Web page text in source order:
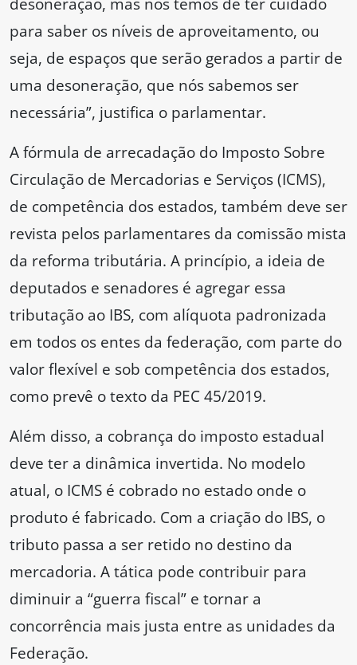
para saber os níveis de aproveitamento, ou
seja, de espaços que serão gerados a partir de
uma desoneração, que nós sabemos ser
necessária”, justifica o parlamentar.
A fórmula de arrecadação do Imposto Sobre
Circulação de Mercadorias e Serviços (ICMS),
de competência dos estados, também deve ser
revista pelos parlamentares da comissão mista
da reforma tributária. A princípio, a ideia de
deputados e senadores é agregar essa
tributação ao IBS, com alíquota padronizada
em todos os entes da federação, com parte do
valor flexível e sob competência dos estados,
como prevê o texto da PEC 45/2019.
Além disso, a cobrança do imposto estadual
deve ter a dinâmica invertida. No modelo
atual, o ICMS é cobrado no estado onde o
produto é fabricado. Com a criação do IBS, o
tributo passa a ser retido no destino da
mercadoria. A tática pode contribuir para
diminuir a “guerra fiscal” e tornar a
concorrência mais justa entre as unidades da
Federação.